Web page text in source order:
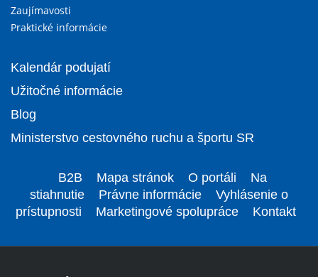
Zaujímavosti
Praktické informácie
Kalendár podujatí
Užitočné informácie
Blog
Ministerstvo cestovného ruchu a športu SR
B2B Mapa stránok O portáli
Na
stiahnutie
Právne informácie
Vyhlásenie o
prístupnosti
Marketingové spolupráce Kontakt